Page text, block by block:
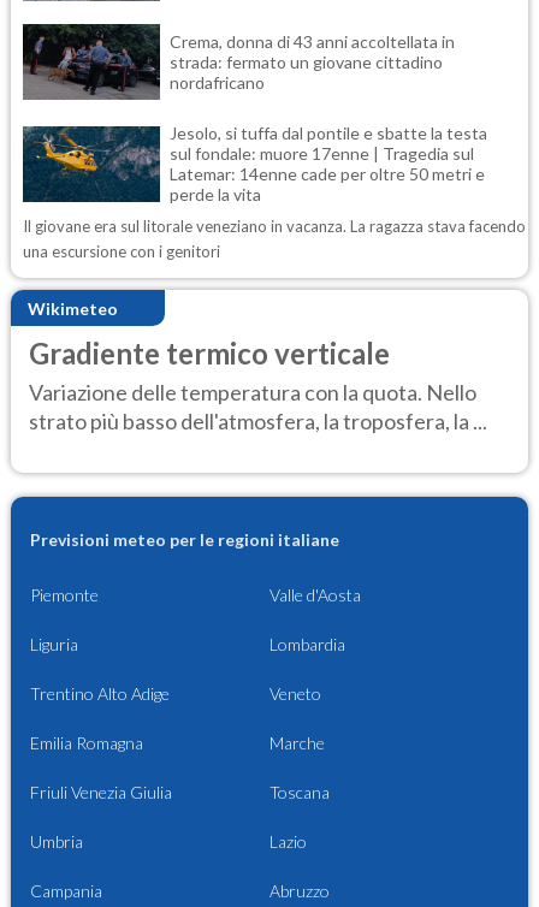
Crema, donna di 43 anni accoltellata in
strada: fermato un giovane cittadino
nordafricano
Jesolo, si tuffa dal pontile e sbatte la testa
sul fondale: muore 17enne | Tragedia sul
Latemar: 14enne cade per oltre 50 metri e
perde la vita
Il giovane era sul litorale veneziano in vacanza. La ragazza stava facendo
una escursione con i genitori
Wikimeteo
Gradiente termico verticale
Variazione delle temperatura con la quota. Nello
strato più basso dell'atmosfera, la troposfera, la ...
Previsioni meteo per le regioni italiane
Piemonte Valle d'Aosta
Liguria Lombardia
Trentino Alto Adige Veneto
Emilia Romagna Marche
Friuli Venezia Giulia Toscana
Umbria Lazio
Campania Abruzzo